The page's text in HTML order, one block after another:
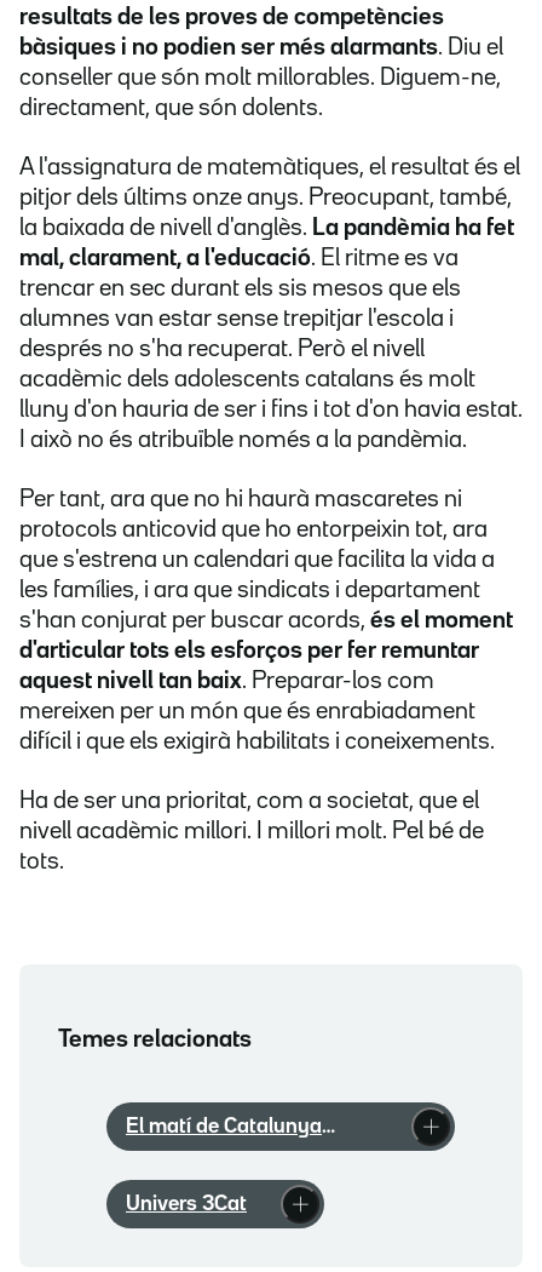
resultats de les proves de competències
bàsiques i no podien ser més alarmants. Diu el
conseller que són molt millorables. Diguem-ne,
directament, que són dolents.
A l'assignatura de matemàtiques, el resultat és el
pitjor dels últims onze anys. Preocupant, també,
la baixada de nivell d'anglès. La pandèmia ha fet
mal, clarament, a l'educació. El ritme es va
trencar en sec durant els sis mesos que els
alumnes van estar sense trepitjar l'escola i
després no s'ha recuperat. Però el nivell
acadèmic dels adolescents catalans és molt
lluny d'on hauria de ser i fins i tot d'on havia estat.
I això no és atribuïble només a la pandèmia.
Per tant, ara que no hi haurà mascaretes ni
protocols anticovid que ho entorpeixin tot, ara
que s'estrena un calendari que facilita la vida a
les famílies, i ara que sindicats i departament
s'han conjurat per buscar acords, és el moment
d'articular tots els esforços per fer remuntar
aquest nivell tan baix. Preparar-los com
mereixen per un món que és enrabiadament
difícil i que els exigirà habilitats i coneixements.
Ha de ser una prioritat, com a societat, que el
nivell acadèmic millori. I millori molt. Pel bé de
tots.
Temes relacionats
El matí de Catalunya
Ràdio
Univers 3Cat